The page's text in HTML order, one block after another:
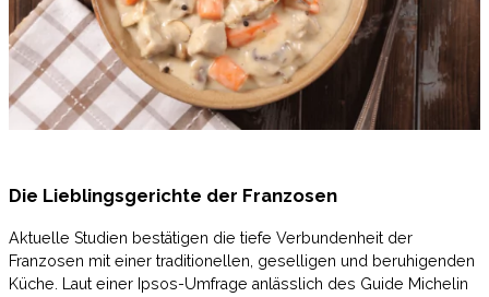
Die Lieblingsgerichte der Franzosen
Aktuelle Studien bestätigen die tiefe Verbundenheit der
Franzosen mit einer traditionellen, geselligen und beruhigenden
Küche. Laut einer Ipsos-Umfrage anlässlich des Guide Michelin